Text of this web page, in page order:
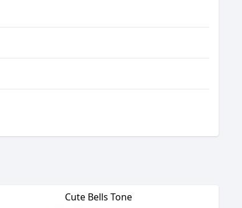
Cute Bells Tone